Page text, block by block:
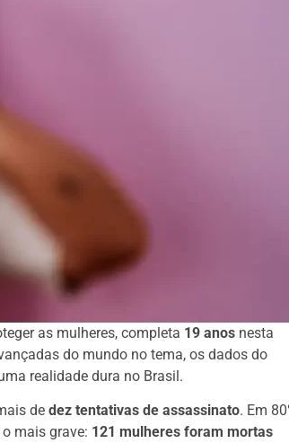
as mulheres, completa 19 anos nesta
do mundo no tema, os dados do
realidade dura no Brasil.
de dez tentativas de assassinato. Em
mais grave: 121 mulheres foram mortas